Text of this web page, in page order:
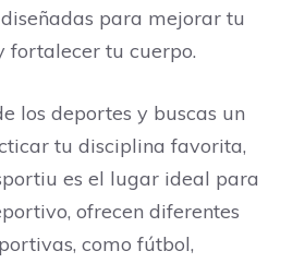
para mejorar tu
fortalecer tu cuerpo.
los deportes y buscas un
tu disciplina favorita,
es el lugar ideal para
ofrecen diferentes
como fútbol,